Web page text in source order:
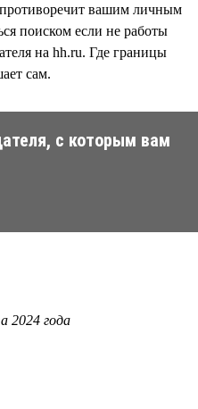
противоречит вашим личным
поиском если не работы
на hh.ru. Где границы
сам.
с которым вам
2024 года